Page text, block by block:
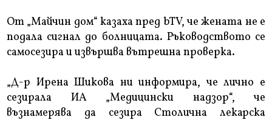
От „Майчин дом“ казаха пред bTV, че жената не е
подала сигнал до болницата. Ръководството се
самосезира и извършва вътрешна проверка.
„Д-р Ирена Шикова ни информира, че лично е
сезирала ИА „Медицински надзор“, че
възнамерява да сезира Столична лекарска